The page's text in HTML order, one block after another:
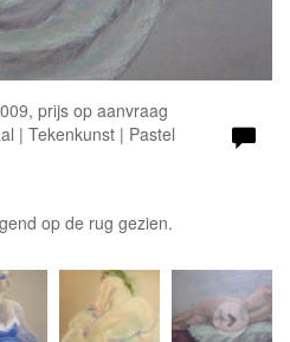
prijs op aanvraag
| Tekenkunst | Pastel
op de rug gezien.